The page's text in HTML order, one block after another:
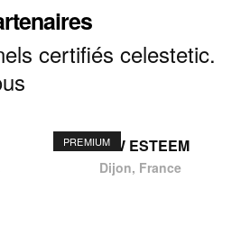
certifiés celestetic.
PREMIUMNEW ESTEEM
Dijon, France